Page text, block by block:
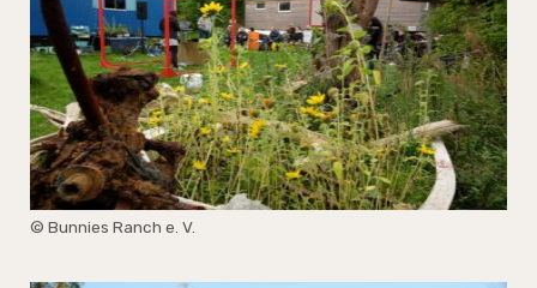
© Bunnies Ranch e. V.